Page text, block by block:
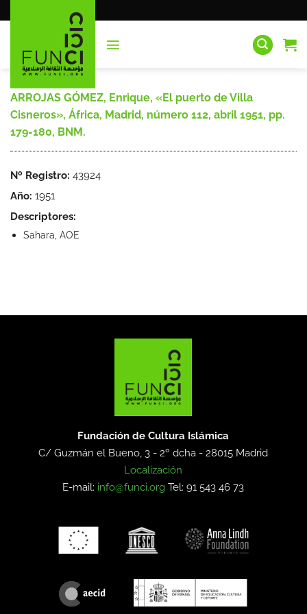
al
ARROJAS GÓMEZ, Enrique, «El puerto de Villa
Cisneros», África, Madrid, número 112, abril 1951, pp.
179-180, BNM.
Nº Registro: 43924
Año: 1951
Descriptores:
Sahara, AOE
Fundación de Cultura Islámica
C/ Guzmán el Bueno, 3 - 2º dcha -28015 Madrid
Localización
E-mail: info@funci.org Tel: 91 543 46 73